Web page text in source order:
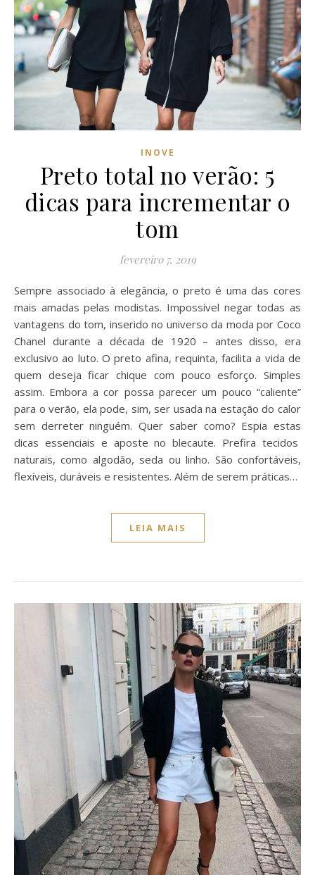
INOVE
Preto total no verão: 5
dicas para incrementar o
tom
fevereiro 7, 2019
Sempre associado à elegância, o preto é uma das cores
mais amadas pelas modistas. Impossível negar todas as
vantagens do tom, inserido no universo da moda por Coco
Chanel durante a década de 1920 – antes disso, era
exclusivo ao luto. O preto afina, requinta, facilita a vida de
quem deseja ficar chique com pouco esforço. Simples
assim. Embora a cor possa parecer um pouco “caliente”
para o verão, ela pode, sim, ser usada na estação do calor
sem derreter ninguém. Quer saber como? Espia estas
dicas essenciais e aposte no blecaute. Prefira tecidos
naturais, como algodão, seda ou linho. São confortáveis,
flexíveis, duráveis e resistentes. Além de serem práticas…
LEIA MAIS